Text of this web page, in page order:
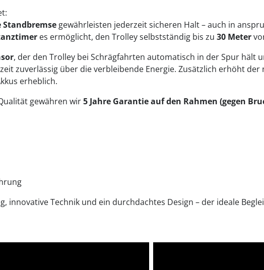
gewährleisten jederzeit sicheren Halt – auch in
es ermöglicht, den Trolley selbstständig bis zu 30 Meter
, der den Trolley bei Schrägfahrten automatisch in der Spur
zuverlässig über die verbleibende Energie. Zusätzlich erhöht der
erheblich.
gewähren wir5 Jahre Garantie auf den Rahmen (gegen
innovative Technik und ein durchdachtes Design – der ideale